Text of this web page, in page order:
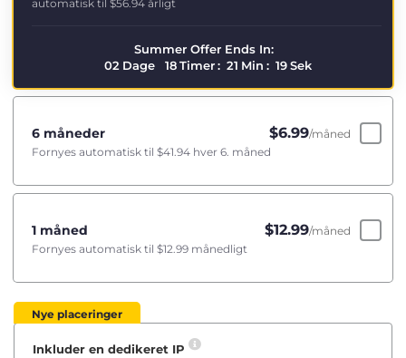
automatisk til $56.94 årligt
Summer Offer Ends In:
02 Dage 18Timer: 21 Min : 19Sek
6 måneder $6.99/måned
Fornyes automatisk til $41.94 hver 6. måned
1 måned $12.99/måned
Fornyes automatisk til $12.99 månedligt
Nye placeringer
Inkluder en dedikeret IP